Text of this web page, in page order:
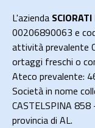
L'azienda
00206890063 e
attività prevalente
ortaggi freschi o
Ateco prevalente:
Società in nome
CASTELSPINA
provincia di AL.